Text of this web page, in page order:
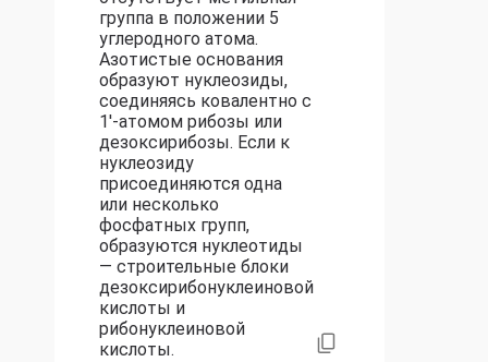
группа в положении 5
углеродного атома.
Азотистые основания
образуют нуклеозиды,
соединяясь ковалентно с
1'-атомом рибозы или
дезоксирибозы. Если к
нуклеозиду
присоединяются одна
или несколько
фосфатных групп,
образуются нуклеотиды
— строительные блоки
дезоксирибонуклеиновой
кислоты и
рибонуклеиновой
кислоты.